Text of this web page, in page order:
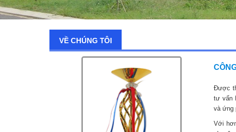
VỀ CHÚNG TÔI
Được
tư vấn
và ứng
Với